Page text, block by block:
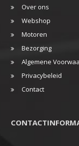
Over ons
Webshop
Motoren
Bezorging
Algemene
Privacybeleid
Contact